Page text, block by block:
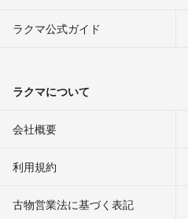
ラクマ公式ガイド
ラクマについて
会社概要
利用規約
古物営業法に基づく表記